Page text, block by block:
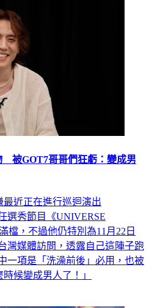
被GOT7哥哥們狂虧：變成男
近正在進行巡迴演出
選秀節目《UNIVERSE
檔，不過他仍特別為11月22日
灣媒體訪問，透露自己這陣子跑
一項是「洗澡前後」必用，也被
候變成男人了！」